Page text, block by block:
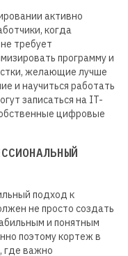
активно
когда
требует
программу и
желающие лучше
и научиться работать
записаться на IT-
цифровые
подход к
не просто создать
и понятным
поэтому кортеж в
где важно